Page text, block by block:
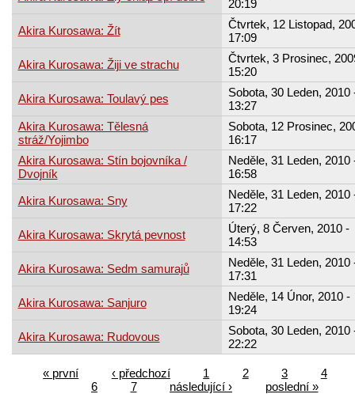
20:19
Akira Kurosawa: Žít
Čtvrtek, 12 Listopad,
17:09
Akira Kurosawa: Žiji ve strachu
Čtvrtek, 3 Prosinec,
15:20
Akira Kurosawa: Toulavý pes
Sobota, 30 Leden, 2010
13:27
Akira Kurosawa: Tělesná
stráž/Yojimbo
Sobota, 12 Prosinec,
16:17
Akira Kurosawa: Stín bojovníka /
Dvojník
Neděle, 31 Leden, 2010
16:58
Akira Kurosawa: Sny
Neděle, 31 Leden, 2010
17:22
Akira Kurosawa: Skrytá pevnost
Úterý, 8 Červen, 2010 -
14:53
Akira Kurosawa: Sedm samurajů
Neděle, 31 Leden, 2010
17:31
Akira Kurosawa: Sanjuro
Neděle, 14 Únor, 2010 -
19:24
Akira Kurosawa: Rudovous
Sobota, 30 Leden, 2010
22:22
« první ‹ předchozí 1 2 3
4
6
7 následující ›
poslední »